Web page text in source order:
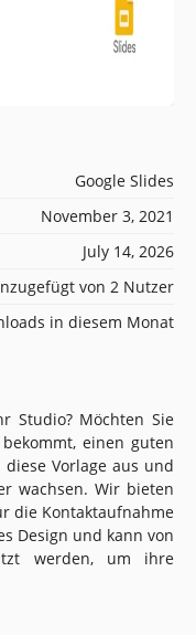
Google Slides
November 3, 2021
July 14, 2026
von 2 Nutzer
in diesem Monat
Studio? Möchten Sie
einen guten
Vorlage aus und
wachsen. Wir bieten
die Kontaktaufnahme
Design und kann von
werden, um ihre